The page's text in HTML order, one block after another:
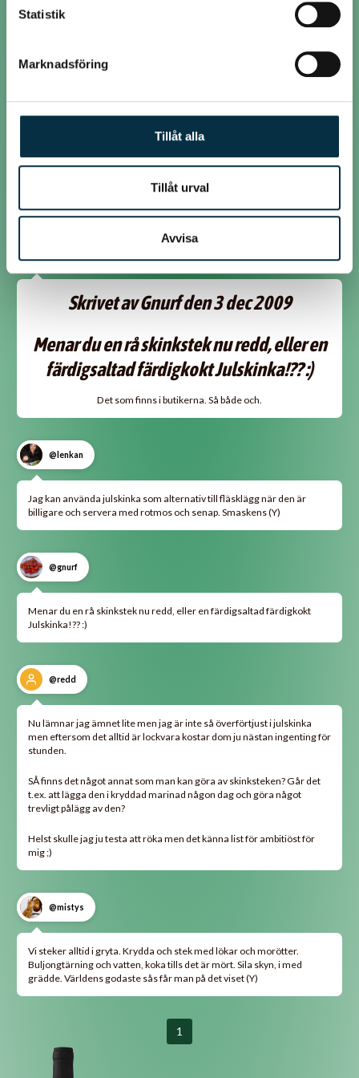
Statistik
Marknadsföring
Tillåt alla
Tillåt urval
Avvisa
Jag gjorde en "stek" på picknicbog igår (oxå hemköp 39kr/kg). Kokade
buljong, morötter & lök. Jag föredrar att koka (H)
Skrivet av Gnurf den 3 dec 2009
Menar du en rå skinkstek nu redd, eller en
färdigsaltad färdigkokt Julskinka!?? :)
Det som finns i butikerna. Så både och.
@lenkan
Jag kan använda julskinka som alternativ till fläsklägg när den är
billigare och servera med rotmos och senap. Smaskens (Y)
@gnurf
Menar du en rå skinkstek nu redd, eller en färdigsaltad färdigkokt
Julskinka!?? :)
@redd
Nu lämnar jag ämnet lite men jag är inte så överförtjust i julskinka
men eftersom det alltid är lockvara kostar dom ju nästan ingenting för
stunden.
SÅ finns det något annat som man kan göra av skinksteken? Går det
t.ex. att lägga den i kryddad marinad någon dag och göra något
trevligt pålägg av den?
Helst skulle jag ju testa att röka men det känna list för ambitiöst för
mig ;)
@mistys
Vi steker alltid i gryta. Krydda och stek med lökar och morötter.
Buljongtärning och vatten, koka tills det är mört. Sila skyn, i med
grädde. Världens godaste sås får man på det viset (Y)
1